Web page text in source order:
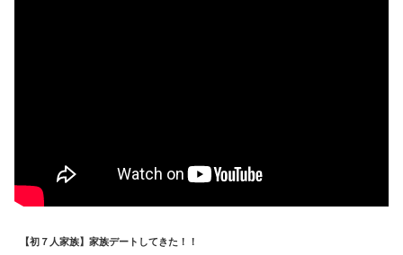
【初７人家族】家族デートしてきた！！